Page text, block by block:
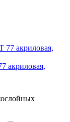
акриловая,